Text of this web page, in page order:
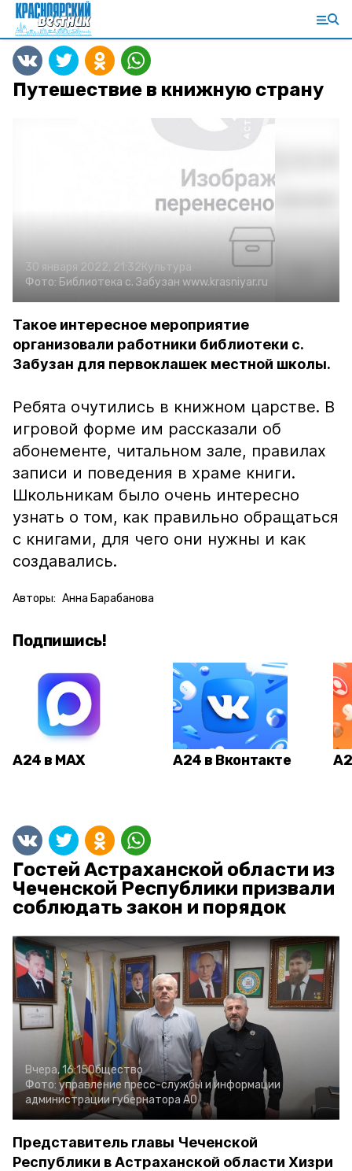
Путешествие в книжную страну
30 января 2022, 21:32Культура
Фото: Библиотека с. Забузан www.krasniyar.ru
Такое интересное мероприятие
организовали работники библиотеки с.
Забузан для первоклашек местной школы.
Ребята очутились в книжном царстве. В
игровой форме им рассказали об
абонементе, читальном зале, правилах
записи и поведения в храме книги.
Школьникам было очень интересно
узнать о том, как правильно обращаться
с книгами, для чего они нужны и как
создавались.
Авторы: Анна Барабанова
Подпишись!
А24 в MAX А24 в Вконтакте
Гостей Астраханской области из
Чеченской Республики призвали
соблюдать закон и порядок
Вчера, 16:15Общество
Фото: управление пресс-службы и информации
администрации губернатора АО
Представитель главы Чеченской
Республики в Астраханской области Хизри